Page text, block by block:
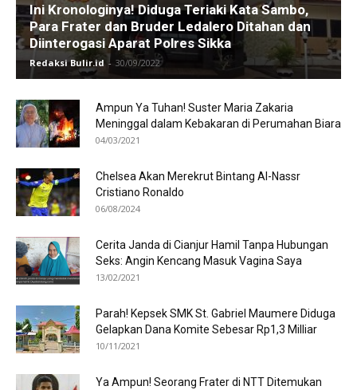
Ini Kronologinya! Diduga Teriaki Kata Sambo,
Para Frater dan Bruder Ledalero Ditahan dan
Diinterogasi Aparat Polres Sikka
Redaksi Bulir.id - 30/09/2022
Ampun Ya Tuhan! Suster Maria Zakaria
Meninggal dalam Kebakaran di Perumahan Biara
04/03/2021
Chelsea Akan Merekrut Bintang Al-Nassr
Cristiano Ronaldo
06/08/2024
Cerita Janda di Cianjur Hamil Tanpa Hubungan
Seks: Angin Kencang Masuk Vagina Saya
13/02/2021
Parah! Kepsek SMK St. Gabriel Maumere Diduga
Gelapkan Dana Komite Sebesar Rp1,3 Milliar
10/11/2021
Ya Ampun! Seorang Frater di NTT Ditemukan